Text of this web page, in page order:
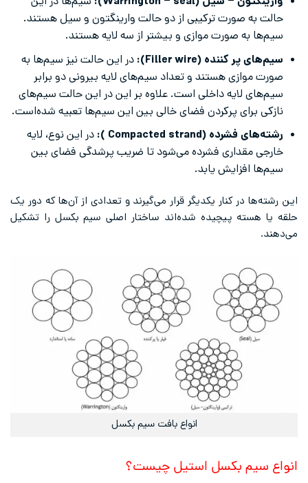
حالت به صورت ترکیبی از دو حالت وارینگتون و سیل هستند.
سیم‌ها به صورت موازی و بیشتر از سه لایه هستند.
سیم‌های پر کننده (Filler wire):
در این حالت نیز سیم‌ها به
صورت موازی هستند و تعداد سیم‌های لایه‌ بیرونی دو برابر
سیم‌های لایه داخلی است. علاوه بر این در این حالت سیم‌های
نازکی برای پرکردن فضای خالی بین این سیم‌ها تعبیه شده‌است.
رشته‌های فشرده (Compacted strand ):
در این نوع، لایه
خارجی مقداری فشرده می‌شود تا ضریب پرشدگی فضای بین
سیم‌ها افزایش یابد.
این رشته‌ها در کنار یکدیگر قرار می‌گیرند و تعدادی از آن‌ها که دور یک
حلقه یا هسته پیچیده شده‌اند ساختار اصلی سیم بکسل را تشکیل
می‌دهند.
انواع بافت سیم بکسل
انواع سیم بکسل استیل چیست؟